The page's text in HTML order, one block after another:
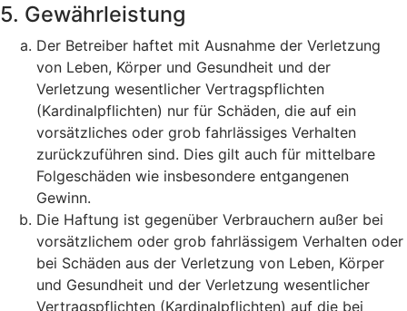
5. Gewährleistung
Der Betreiber haftet mit Ausnahme der Verletzung
von Leben, Körper und Gesundheit und der
Verletzung wesentlicher Vertragspflichten
(Kardinalpflichten) nur für Schäden, die auf ein
vorsätzliches oder grob fahrlässiges Verhalten
zurückzuführen sind. Dies gilt auch für mittelbare
Folgeschäden wie insbesondere entgangenen
Gewinn.
Die Haftung ist gegenüber Verbrauchern außer bei
vorsätzlichem oder grob fahrlässigem Verhalten oder
bei Schäden aus der Verletzung von Leben, Körper
und Gesundheit und der Verletzung wesentlicher
Vertragspflichten (Kardinalpflichten) auf die bei